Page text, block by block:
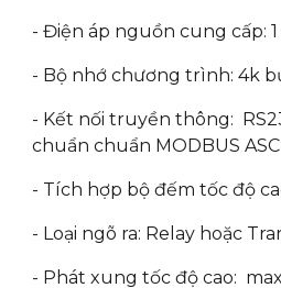
- Điện áp nguồn cung cấp:
- Bộ nhớ chương trình: 4k
- Kết nối truyền thông:
chuẩn chuẩn MODBUS
- Tích hợp bộ đếm tốc độ
- Loại ngõ ra: Relay hoặc
- Phát xung tốc độ cao: max